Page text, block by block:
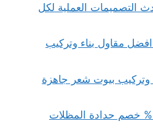
التصميمات العملية لكل
خصم افضل مقاول بناء وتركيب
بيوت شعر جاهزة
حداد مكة 24 ساعة | 25% خصم حدادة المظلات